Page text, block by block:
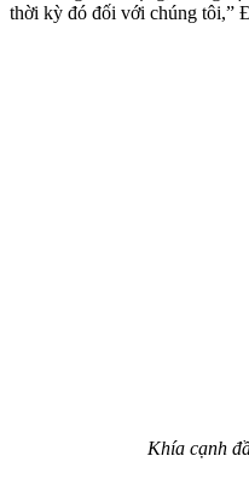
thời kỳ đó đối với chúng tôi,”
Khía cạnh